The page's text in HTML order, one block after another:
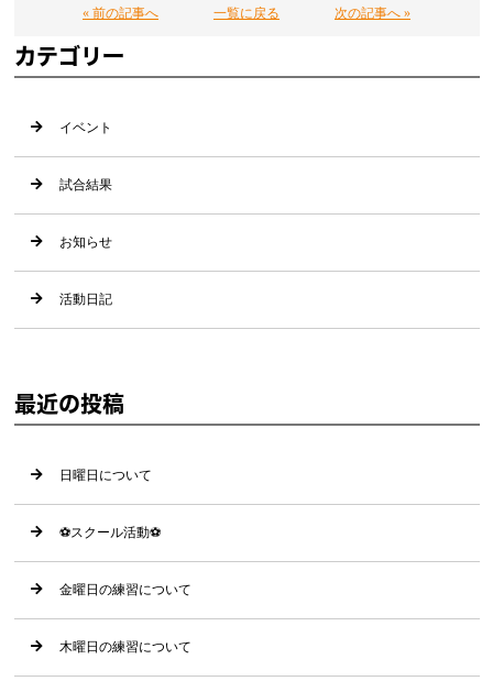
« 前の記事へ 一覧に戻る 次の記事へ »
カテゴリー
イベント
試合結果
お知らせ
活動日記
最近の投稿
日曜日について
⚽️スクール活動⚽️
金曜日の練習について
木曜日の練習について